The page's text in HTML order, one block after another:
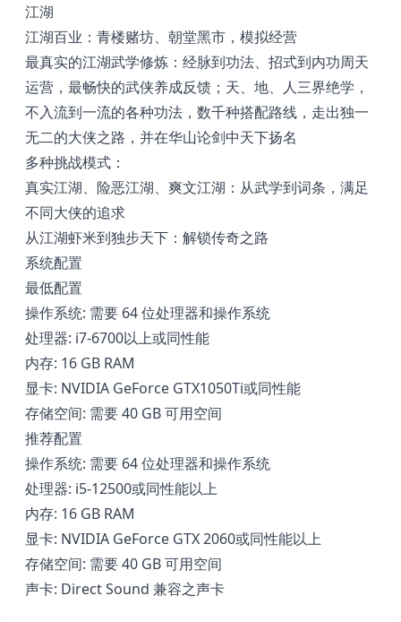
江湖
江湖百业：青楼赌坊、朝堂黑市，模拟经营
最真实的江湖武学修炼：经脉到功法、招式到内功周天
运营，最畅快的武侠养成反馈；天、地、人三界绝学，
不入流到一流的各种功法，数千种搭配路线，走出独一
无二的大侠之路，并在华山论剑中天下扬名
多种挑战模式：
真实江湖、险恶江湖、爽文江湖：从武学到词条，满足
不同大侠的追求
从江湖虾米到独步天下：解锁传奇之路
系统配置
最低配置
操作系统: 需要 64 位处理器和操作系统
处理器: i7-6700以上或同性能
内存: 16 GB RAM
显卡: NVIDIA GeForce GTX1050Ti或同性能
存储空间: 需要 40 GB 可用空间
推荐配置
操作系统: 需要 64 位处理器和操作系统
处理器: i5-12500或同性能以上
内存: 16 GB RAM
显卡: NVIDIA GeForce GTX 2060或同性能以上
存储空间: 需要 40 GB 可用空间
声卡: Direct Sound 兼容之声卡